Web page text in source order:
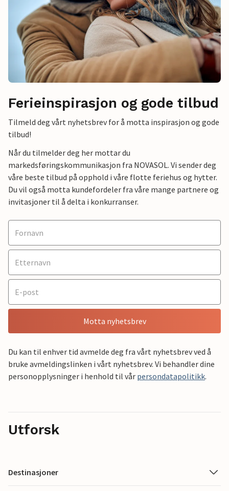
Ferieinspirasjon og gode tilbud
Tilmeld deg vårt nyhetsbrev for å motta inspirasjon og gode
tilbud!
Når du tilmelder deg her mottar du
markedsføringskommunikasjon fra NOVASOL. Vi sender deg
våre beste tilbud på opphold i våre flotte feriehus og hytter.
Du vil også motta kundefordeler fra våre mange partnere og
invitasjoner til å delta i konkurranser.
Motta nyhetsbrev
Du kan til enhver tid avmelde deg fra vårt nyhetsbrev ved å
bruke avmeldingslinken i vårt nyhetsbrev. Vi behandler dine
personopplysninger i henhold til vår persondatapolitikk.
Utforsk
Destinasjoner